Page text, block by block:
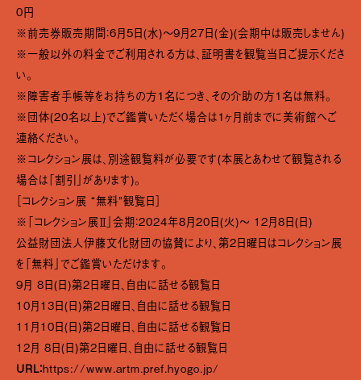
0円
※前売券販売期間：6月5日(水)～9月27日(金)(会期中は販売しません)
※一般以外の料金でご利用される方は、証明書を観覧当日ご提示くださ
い。
※障害者手帳等をお持ちの方１名につき、その介助の方１名は無料。
※団体(20名以上)でご鑑賞いただく場合は１ヶ月前までに美術館へご
連絡ください。
※コレクション展は、別途観覧料が必要です(本展とあわせて観覧される
場合は「割引」があります)。
［コレクション展 “無料”観覧日］
※「コレクション展Ⅱ」会期：2024年8月20日(火)～ 12月8日(日)
公益財団法人伊藤文化財団の協賛により、第2日曜日はコレクション展
を「無料」でご鑑賞いただけます。
9月 8日(日)第2日曜日、自由に話せる観覧日
10月13日(日)第2日曜日、自由に話せる観覧日
11月10日(日)第2日曜日、自由に話せる観覧日
12月 8日(日)第2日曜日、自由に話せる観覧日
URL：https://www.artm.pref.hyogo.jp/